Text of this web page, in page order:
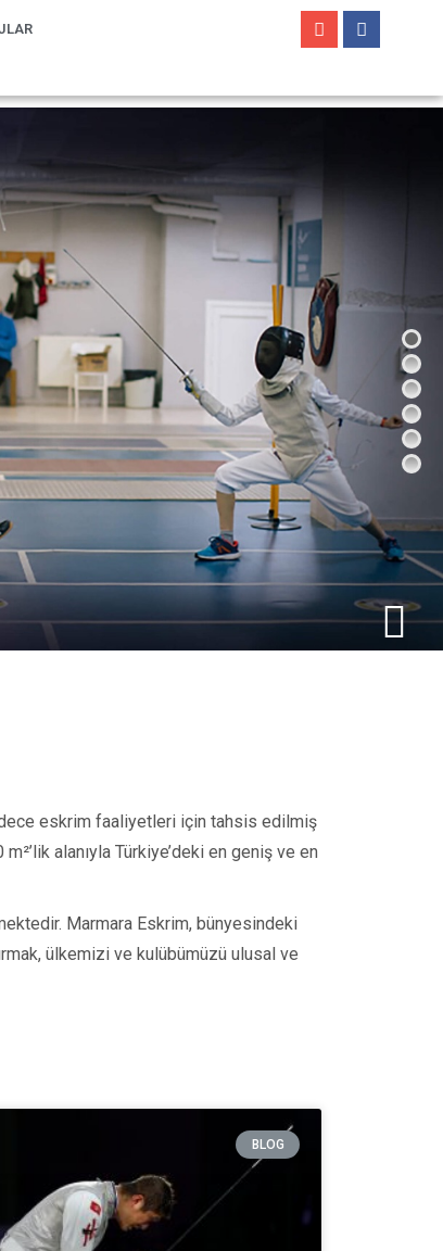
eskrim faaliyetleri için tahsis edilmiş
m²’lik alanıyla Türkiye’deki en geniş ve en
Marmara Eskrim, bünyesindeki
ülkemizi ve kulübümüzü ulusal ve
BLOG